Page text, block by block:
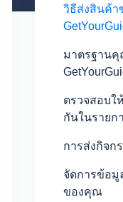
วิธีส่งสินค้
มาตรฐาน
ตรวจสอบใ
กันในรายก
การส่งกิจก
จัดการข้อมู
ของคุณ